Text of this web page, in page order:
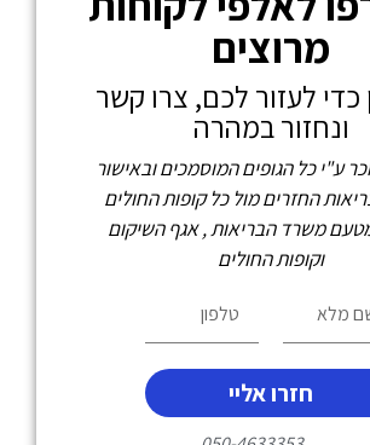
מרוצים
כדי לעזור לכם, צרו קשר
ונחזור במהרה
ע"י כל הגופים המוסמכים ובאישור
החזרים מול כל קופות החולים
משרד הבריאות , אגף השיקום
וקופות החולים
חזרו אליי